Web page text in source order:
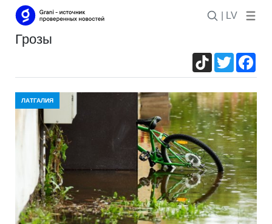
| LV
грозы
TikTokTwitter
ЛАТГАЛИЯ